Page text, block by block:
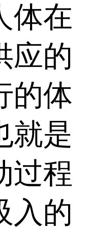
在
应的
的体
就是
过程
入的